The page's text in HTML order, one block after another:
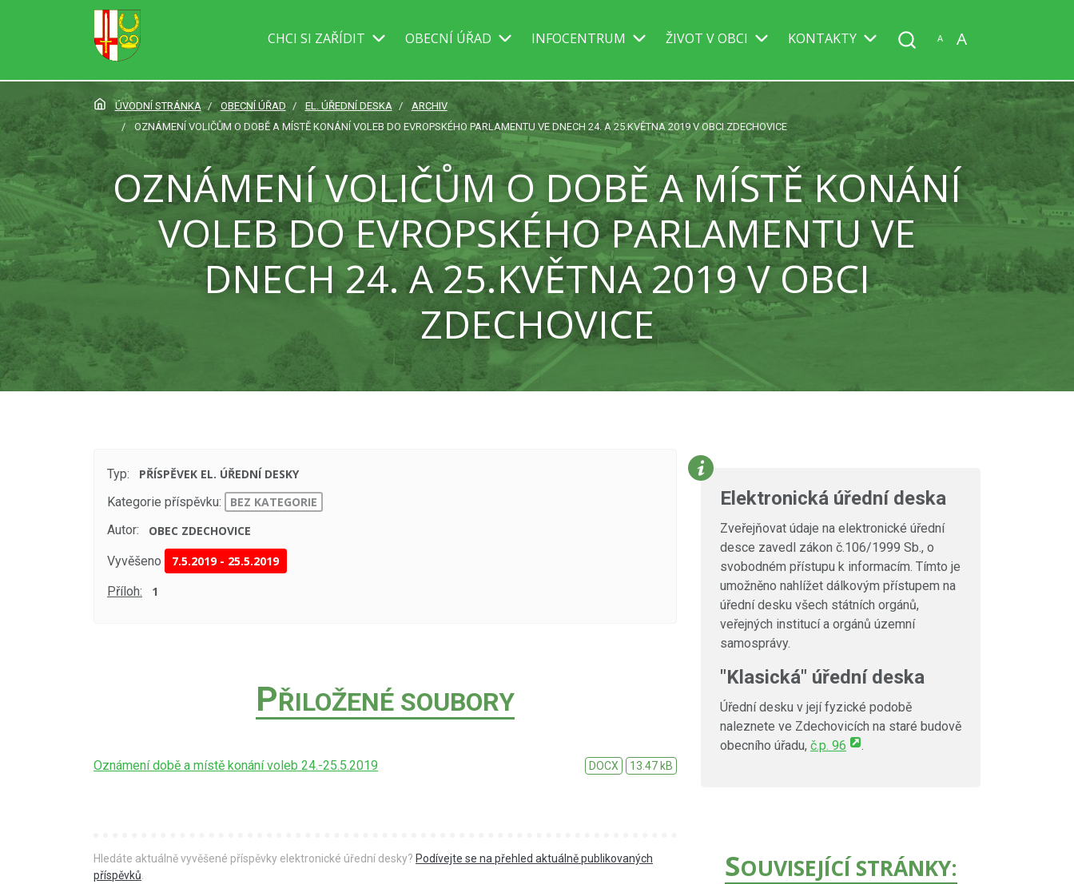
CHCI SI ZAŘÍDIT OBECNÍ ÚŘAD INFOCENTRUM ŽIVOT V OBCI KONTAKTY A A
ÚVODNÍ STRÁNKA OBECNÍ ÚŘAD EL. ÚŘEDNÍ DESKA
ARCHIV
OZNÁMENÍ VOLIČŮM O DOBĚ A MÍSTĚ KONÁNÍ VOLEB DO EVROPSKÉHO PARLAMENTU VE DNECH 24. A 25.KVĚTNA 2019 V OBCI ZDECHOVICE
OZNÁMENÍ VOLIČŮM O DOBĚ A MÍSTĚ KONÁNÍ
VOLEB DO EVROPSKÉHO PARLAMENTU VE
DNECH 24. A 25.KVĚTNA 2019 V OBCI
ZDECHOVICE
Typ:
PŘÍSPĚVEK EL. ÚŘEDNÍ DESKY
Kategorie příspěvku:
BEZ KATEGORIE
Autor:
OBEC ZDECHOVICE
Vyvěšeno 7.5.2019- 25.5.2019
Příloh: 1
PŘILOŽENÉ SOUBORY
Oznámení době a místě konání voleb 24.-25.5.2019 DOCX 13.47 kB
Hledáte aktuálně vyvěšené příspěvky elektronické úřední desky? Podívejte se na přehled aktuálně publikovaných
příspěvků
Elektronická úřední deska
Zveřejňovat údaje na elektronické úřední
desce zavedl zákon č.106/1999 Sb., o
svobodném přístupu k informacím. Tímto je
umožněno nahlížet dálkovým přístupem na
úřední desku všech státních orgánů,
veřejných institucí a orgánů územní
samosprávy.
"Klasická" úřední deska
Úřední desku v její fyzické podobě
naleznete ve Zdechovicích na staré budově
obecního úřadu, č.p. 96 .
SOUVISEJÍCÍ STRÁNKY: